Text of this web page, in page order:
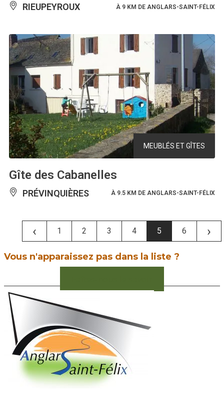
RIEUPEYROUX À 9 KM DE ANGLARS-SAINT-FÉLIX
MEUBLÉS ET GÎTES
Gîte des Cabanelles
PRÉVINQUIÈRES À 9.5 KM DE ANGLARS-SAINT-FÉLIX
‹ 1 2 3 4 5 6 ›
Vous n'apparaissez pas dans la liste ?